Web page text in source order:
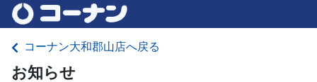
コーナン大和郡山店へ戻る
お知らせ